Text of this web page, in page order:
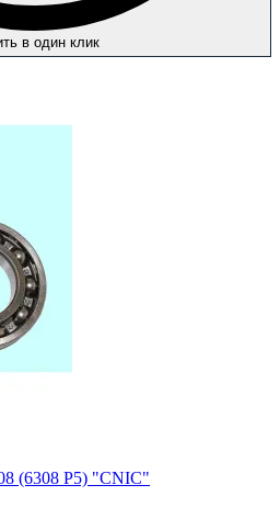
в один клик
(6308 P5) "CNIC"